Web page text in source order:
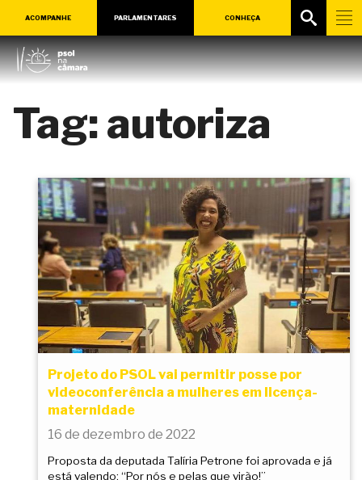
ACOMPANHE PARLAMENTARES CONHEÇA
Tag:autoriza
Projeto do PSOL vai permitir posse por
videoconferência a mulheres em licença-
maternidade
16 de dezembro de 2022
Proposta da deputada Talíria Petrone foi aprovada e já
está valendo: “Por nós e pelas que virão!”